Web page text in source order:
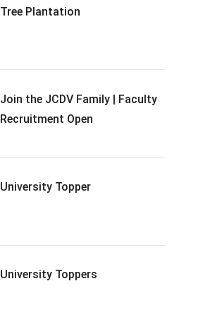
Tree Plantation
Join the JCDV Family | Faculty
Recruitment Open
University Topper
University Toppers